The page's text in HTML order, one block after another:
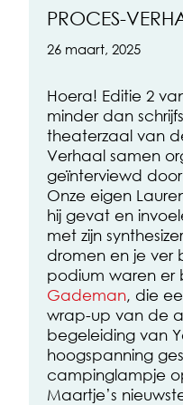
PROCES-
26 maart, 2025
Hoera! Editie 2
minder dan
theaterzaal van
Verhaal samen
geïnterviewd door
Onze eigen
hij gevat en
met zijn
dromen en je ver
podium waren
Gademan, die
wrap-up van de
begeleiding van
hoogspanning
campinglampje
Maartje’s